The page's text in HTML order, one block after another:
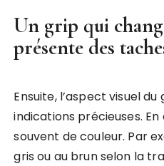
Un grip qui
présente des
Ensuite, l’aspect visuel
indications précieuses.
souvent de couleur. Par
gris ou au brun selon la